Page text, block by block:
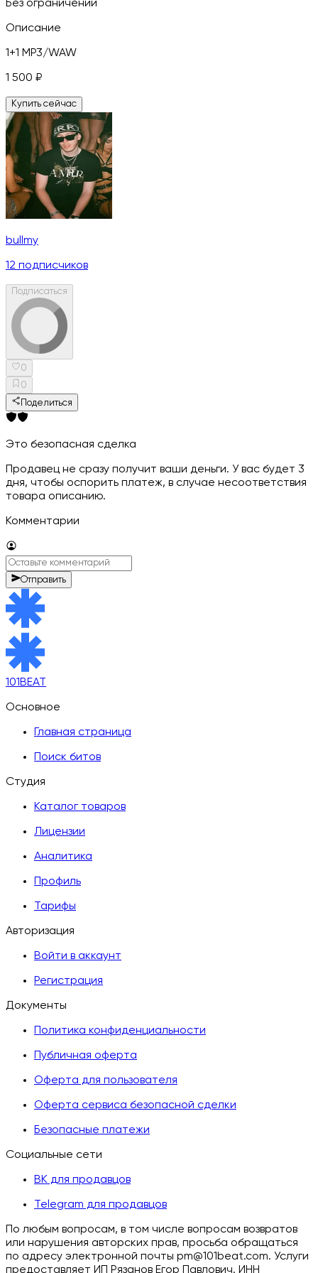
Без ограничений
Описание
1+1 MP3/WAW
1 500 ₽
Купить сейчас
bullmy
12 подписчиков
Подписаться
0
0
Поделиться
Это безопасная сделка
Продавец не сразу получит ваши деньги. У вас будет 3
дня, чтобы оспорить платеж, в случае несоответствия
товара описанию.
Комментарии
Отправить
101BEAT
Основное
Главная страница
Поиск битов
Студия
Каталог товаров
Лицензии
Аналитика
Профиль
Тарифы
Авторизация
Войти в аккаунт
Регистрация
Документы
Политика конфиденциальности
Публичная оферта
Оферта для пользователя
Оферта сервиса безопасной сделки
Безопасные платежи
Социальные сети
ВК для продавцов
Telegram для продавцов
По любым вопросам, в том числе вопросам возвратов
или нарушения авторских прав, просьба обращаться
по адресу электронной почты pm@101beat.com. Услуги
предоставляет ИП Рязанов Егор Павлович. ИНН